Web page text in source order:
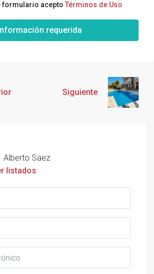
formulario acepto Términos de Uso
requerida
Siguiente
Alberto Saez
listados